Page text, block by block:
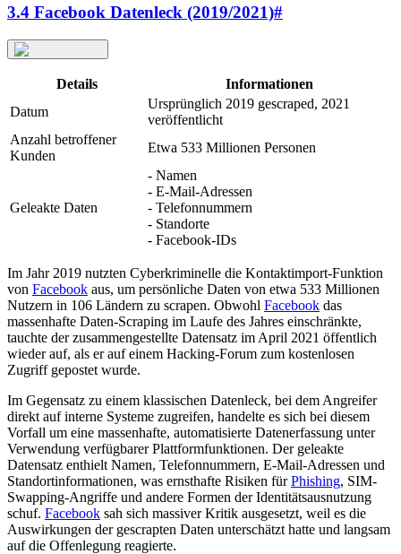
3.4 Facebook Datenleck (2019/2021)#
Details
Informationen
Datum
Ursprünglich 2019 gescraped, 2021
veröffentlicht
Anzahl betroffener
Kunden
Etwa 533 Millionen Personen
Geleakte Daten
- Namen
- E-Mail-Adressen
- Telefonnummern
- Standorte
- Facebook-IDs
Im Jahr 2019 nutzten Cyberkriminelle die Kontaktimport-Funktion
von Facebook aus, um persönliche Daten von etwa 533 Millionen
Nutzern in 106 Ländern zu scrapen. Obwohl Facebook das
massenhafte Daten-Scraping im Laufe des Jahres einschränkte,
tauchte der zusammengestellte Datensatz im April 2021 öffentlich
wieder auf, als er auf einem Hacking-Forum zum kostenlosen
Zugriff gepostet wurde.
Im Gegensatz zu einem klassischen Datenleck, bei dem Angreifer
direkt auf interne Systeme zugreifen, handelte es sich bei diesem
Vorfall um eine massenhafte, automatisierte Datenerfassung unter
Verwendung verfügbarer Plattformfunktionen. Der geleakte
Datensatz enthielt Namen, Telefonnummern, E-Mail-Adressen und
Standortinformationen, was ernsthafte Risiken fürPhishing, SIM-
Swapping-Angriffe und andere Formen der Identitätsausnutzung
schuf. Facebook sah sich massiver Kritik ausgesetzt, weil es die
Auswirkungen der gescrapten Daten unterschätzt hatte und langsam
auf die Offenlegung reagierte.